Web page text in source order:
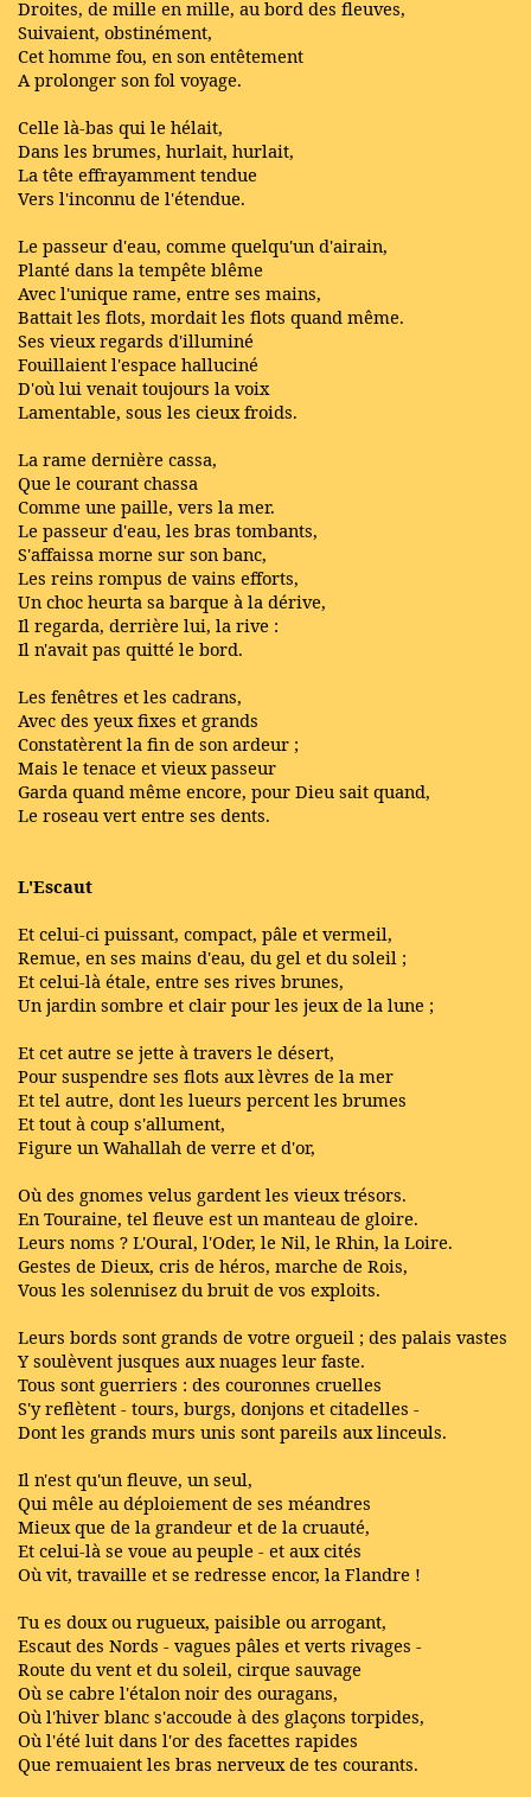
Droites, de mille en mille, au bord des fleuves,
Suivaient, obstinément,
Cet homme fou, en son entêtement
A prolonger son fol voyage.
Celle là-bas qui le hélait,
Dans les brumes, hurlait, hurlait,
La tête effrayamment tendue
Vers l'inconnu de l'étendue.
Le passeur d'eau, comme quelqu'un d'airain,
Planté dans la tempête blême
Avec l'unique rame, entre ses mains,
Battait les flots, mordait les flots quand même.
Ses vieux regards d'illuminé
Fouillaient l'espace halluciné
D'où lui venait toujours la voix
Lamentable, sous les cieux froids.
La rame dernière cassa,
Que le courant chassa
Comme une paille, vers la mer.
Le passeur d'eau, les bras tombants,
S'affaissa morne sur son banc,
Les reins rompus de vains efforts,
Un choc heurta sa barque à la dérive,
Il regarda, derrière lui, la rive :
Il n'avait pas quitté le bord.
Les fenêtres et les cadrans,
Avec des yeux fixes et grands
Constatèrent la fin de son ardeur ;
Mais le tenace et vieux passeur
Garda quand même encore, pour Dieu sait quand,
Le roseau vert entre ses dents.
L'Escaut
Et celui-ci puissant, compact, pâle et vermeil,
Remue, en ses mains d'eau, du gel et du soleil ;
Et celui-là étale, entre ses rives brunes,
Un jardin sombre et clair pour les jeux de la lune ;
Et cet autre se jette à travers le désert,
Pour suspendre ses flots aux lèvres de la mer
Et tel autre, dont les lueurs percent les brumes
Et tout à coup s'allument,
Figure un Wahallah de verre et d'or,
Où des gnomes velus gardent les vieux trésors.
En Touraine, tel fleuve est un manteau de gloire.
Leurs noms ? L'Oural, l'Oder, le Nil, le Rhin, la Loire.
Gestes de Dieux, cris de héros, marche de Rois,
Vous les solennisez du bruit de vos exploits.
Leurs bords sont grands de votre orgueil ; des palais vastes
Y soulèvent jusques aux nuages leur faste.
Tous sont guerriers : des couronnes cruelles
S'y reflètent - tours, burgs, donjons et citadelles -
Dont les grands murs unis sont pareils aux linceuls.
Il n'est qu'un fleuve, un seul,
Qui mêle au déploiement de ses méandres
Mieux que de la grandeur et de la cruauté,
Et celui-là se voue au peuple - et aux cités
Où vit, travaille et se redresse encor, la Flandre !
Tu es doux ou rugueux, paisible ou arrogant,
Escaut des Nords - vagues pâles et verts rivages -
Route du vent et du soleil, cirque sauvage
Où se cabre l'étalon noir des ouragans,
Où l'hiver blanc s'accoude à des glaçons torpides,
Où l'été luit dans l'or des facettes rapides
Que remuaient les bras nerveux de tes courants.